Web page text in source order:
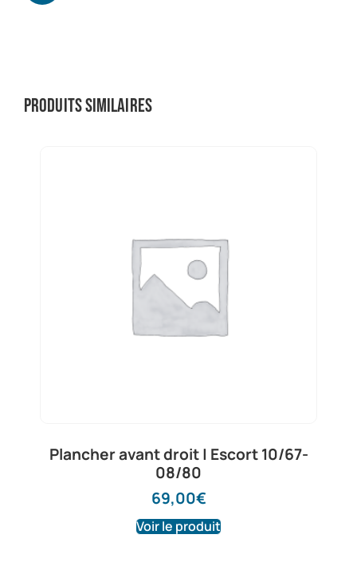
Produits similaires
Plancher avant droit | Escort 10/67-
08/80
69,00€
Voir le produit